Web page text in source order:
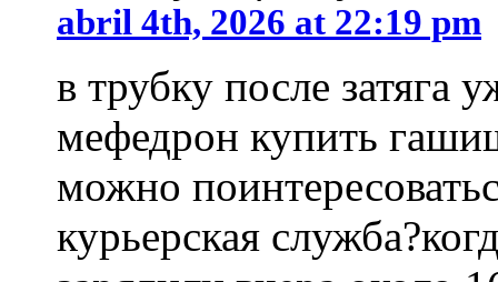
abril 4th, 2026 at 22:19 pm
в трубку после затяга
мефедрон купить
можно
курьерская